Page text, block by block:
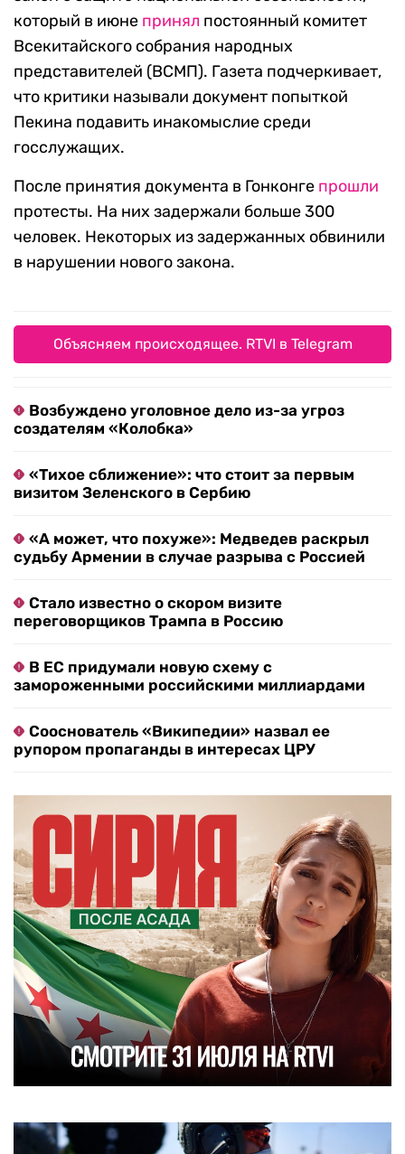
который в июне принял постоянный комитет
Всекитайского собрания народных
представителей (ВСМП). Газета подчеркивает,
что критики называли документ попыткой
Пекина подавить инакомыслие среди
госслужащих.
После принятия документа в Гонконге прошли
протесты. На них задержали больше 300
человек. Некоторых из задержанных обвинили
в нарушении нового закона.
Объясняем происходящее. RTVI в Telegram
Возбуждено уголовное дело из-за угроз
создателям «Колобка»
«Тихое сближение»: что стоит за первым
визитом Зеленского в Сербию
«А может, что похуже»: Медведев раскрыл
судьбу Армении в случае разрыва с Россией
Стало известно о скором визите
переговорщиков Трампа в Россию
В ЕС придумали новую схему с
замороженными российскими миллиардами
Сооснователь «Википедии» назвал ее
рупором пропаганды в интересах ЦРУ